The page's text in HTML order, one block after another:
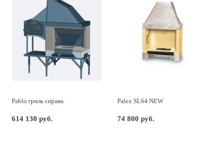
Pablo гриль справа
614 130 руб.
Palex SL64 NEW
74 800 руб.